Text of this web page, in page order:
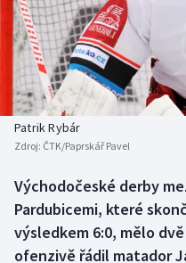
Baseball a softbal
Basketbal
Biatlon
Boby a skeleton
Box
Curling
Soutěže
Historické návraty
Aplikace ČT sport
AZ kvíz
Patrik Rybár
Zdroj: ČTK/Paprskář Pavel
Východočeské derby
Pardubicemi, které
výsledkem 6:0, mělo
ofenzivě řádil matador